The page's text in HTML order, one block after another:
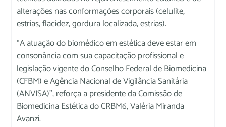
alterações nas conformações corporais (celulite,
estrias, flacidez, gordura localizada, estrias).
“A atuação do biomédico em estética deve estar em
consonância com sua capacitação profissional e
legislação vigente do Conselho Federal de Biomedicina
(CFBM) e Agência Nacional de Vigilância Sanitária
(ANVISA)”, reforça a presidente da Comissão de
Biomedicina Estética do CRBM6, Valéria Miranda
Avanzi.